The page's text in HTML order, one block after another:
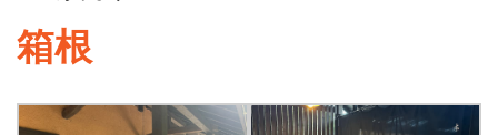
箱根